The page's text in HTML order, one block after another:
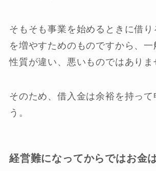
そもそも事業を始めるときに借り
を増やすためのものですから、
性質が違い、悪いものではありま
そのため、借入金は余裕を持って
う。
経営難になってからではお金